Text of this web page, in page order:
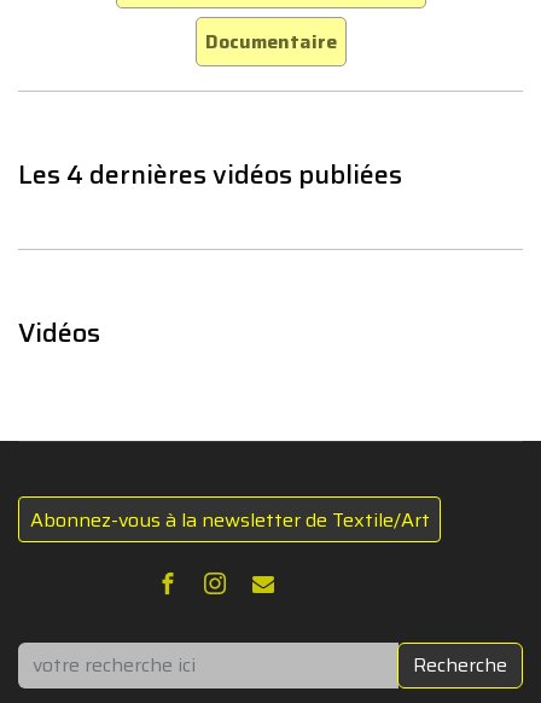
Documentaire
Les 4 dernières vidéos publiées
Vidéos
Abonnez-vous à la newsletter de Textile/Art
Rechercher Recherche